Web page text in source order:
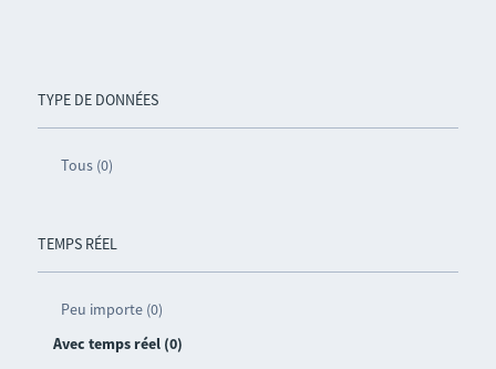
TYPE DE DONNÉES
Tous (0)
TEMPS RÉEL
Peu importe (0)
Avec temps réel (0)